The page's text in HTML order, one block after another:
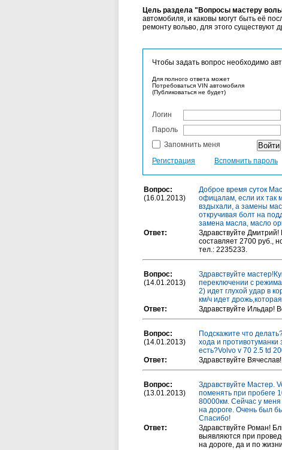
Цель раздела "Вопросы мастеру
автомобиля, и каковы могут быть её
ремонту вольво, для этого существуют
Чтобы задать вопрос необходимо
Для полного ответа может
Потребоваться VIN автомобиля
(Публиковаться не будет)
Логин
Пароль
Запомнить меня
Регистрация
Вспомнить пароль
Вопрос:
(16.01.2013)
Доброе время суток
офицалам, если их так
вздыхали, а замены
откручивая болт на
замена масла, масло
Ответ:
Здравствуйте
составляет 2700 руб.,
тел.: 2235233.
Вопрос:
(14.01.2013)
Здравствуйте
переключении с
2) идет глухой удар в
км/ч идет
Ответ:
Здравствуйте Ильдар!
Вопрос:
(14.01.2013)
Подскажите что
хода и
есть?Volvo v 70 2.5 td
Ответ:
Здравствуйте
Вопрос:
(13.01.2013)
Здравствуйте Мастер.
поменять при пробеге
80000км. Сейчас у
на дороге. Очень был
Спасибо!
Ответ:
Здравствуйте Роман!
выявляются при
на дороге, да и по